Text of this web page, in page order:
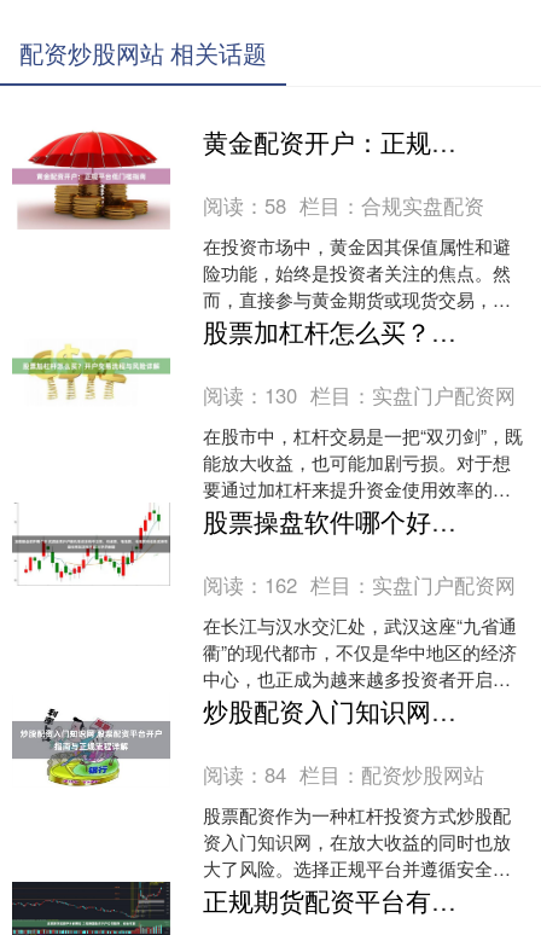
配资炒股网站 相关话题
黄金配资开户：正规平台低门槛指南
阅读： 58 栏目：合规实盘配资
在投资市场中，黄金因其保值属性和避
险功能，始终是投资者关注的焦点。然
而，直接参与黄金期货或现货交易，往
往需要较高的资金门槛。黄金配资作为
一种杠杆投资方式，让投资....
股票加杠杆怎么买？开户交易流程与风险详解
阅读： 130 栏目： 实盘门户配资网
在股市中，杠杆交易是一把“双刃剑”，既
能放大收益，也可能加剧亏损。对于想
要通过加杠杆来提升资金使用效率的投
资者来说，了解如何操作以及背后的风
险至关重要。本文将详....
股票操盘软件哪个好 武汉股票开户随机生成含有中立性、权威性、客观性、合规性和信息实用性适合网站发布不超30字的标题
阅读： 162 栏目： 实盘门户配资网
在长江与汉水交汇处，武汉这座“九省通
衢”的现代都市，不仅是华中地区的经济
中心，也正成为越来越多投资者开启财
富之旅的起点。随着中国资本市场的不
断发展和居民理财意识....
炒股配资入门知识网 股票配资平台开户指南与正规流程详解
阅读：84 栏目： 配资炒股网站
股票配资作为一种杠杆投资方式炒股配
资入门知识网，在放大收益的同时也放
大了风险。选择正规平台并遵循安全流
程开户，是保障资金安全、合规操作的
第一步。本文将详解正规配....
正规期货配资平台有哪些 正规股票配资开户公司推荐，安全可靠